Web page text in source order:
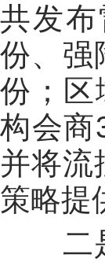
共发
份、强
份；区
构会商
并将流
策略提
二